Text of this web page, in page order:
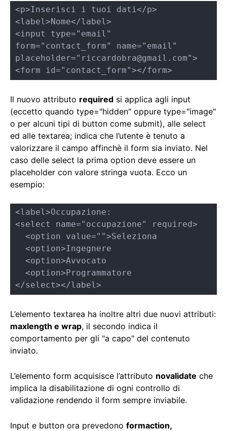
<p>Inserisci i tuoi dati</p>
<label>Nome</label>
<input type="email"
form="contact_form" name="email"
placeholder="riccardobra@gmail.com">
<form id="contact_form"></form>
Il nuovo attributo required si applica agli input
(eccetto quando type="hidden" oppure type="image"
o per alcuni tipi di button come submit), alle select
ed alle textarea; indica che l’utente è tenuto a
valorizzare il campo affinchè il form sia inviato. Nel
caso delle select la prima option deve essere un
placeholder con valore stringa vuota. Ecco un
esempio:
<label>Occupazione:
<select name="occupazione" required>
</select></label>
L’elemento textarea ha inoltre altri due nuovi attributi:
maxlength e wrap, il secondo indica il
comportamento per gli "a capo" del contenuto
inviato.
L’elemento form acquisisce l’attributo novalidate che
implica la disabilitazione di ogni controllo di
validazione rendendo il form sempre inviabile.
Input e button ora prevedono formaction,